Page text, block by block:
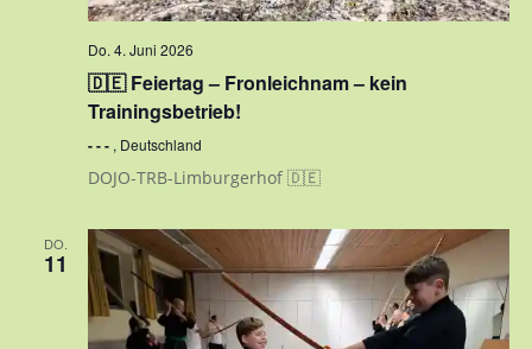
Do. 4. Juni 2026
🇩🇪 Feiertag – Fronleichnam – kein
Trainingsbetrieb!
- - - , Deutschland
DOJO-TRB-Limburgerhof 🇩🇪
DO.
11